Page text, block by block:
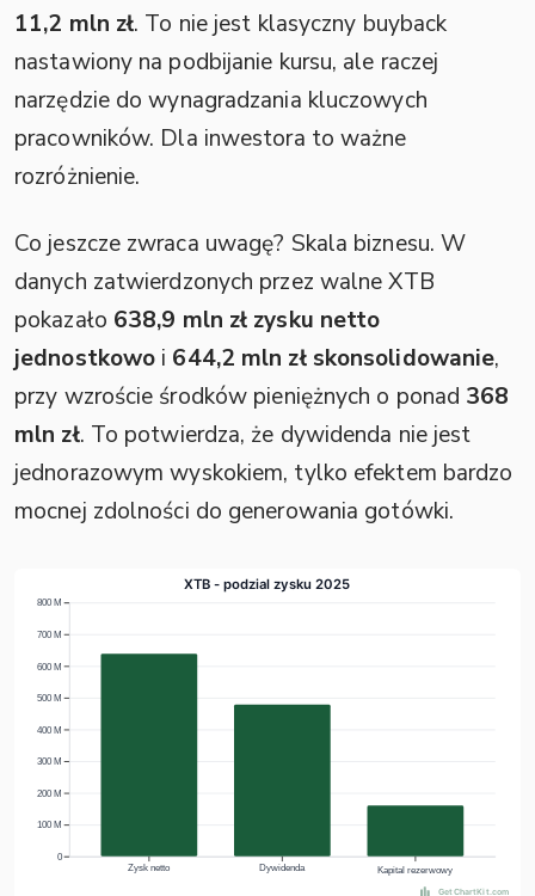
11,2 mln zł. To nie jest klasyczny buyback
nastawiony na podbijanie kursu, ale raczej
narzędzie do wynagradzania kluczowych
pracowników. Dla inwestora to ważne
rozróżnienie.
Co jeszcze zwraca uwagę? Skala biznesu. W
danych zatwierdzonych przez walne XTB
pokazało 638,9 mln zł zysku netto
jednostkowo i 644,2 mln zł skonsolidowanie,
przy wzroście środków pieniężnych o ponad 368
mln zł. To potwierdza, że dywidenda nie jest
jednorazowym wyskokiem, tylko efektem bardzo
mocnej zdolności do generowania gotówki.